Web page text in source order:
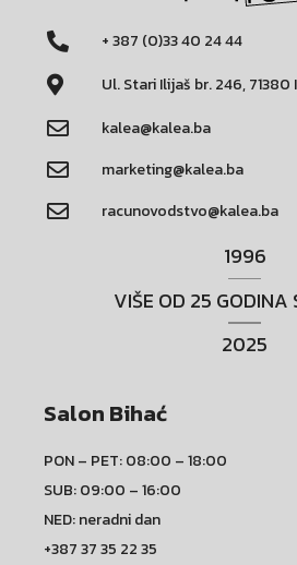
+ 387 (0)33 40 24 44
Ul. Stari Ilijaš br. 246, 71380
kalea@kalea.ba
marketing@kalea.ba
racunovodstvo@kalea.ba
1996
VIŠE OD 25 GODINA
2025
Salon Bihać
PON – PET: 08:00 – 18:00
SUB: 09:00 – 16:00
NED: neradni dan
+387 37 35 22 35